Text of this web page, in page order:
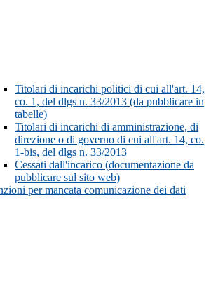
Titolari di incarichi politici di cui all'art. 14,
co. 1, del dlgs n. 33/2013 (da pubblicare in
tabelle)
Titolari di incarichi di amministrazione, di
direzione o di governo di cui all'art. 14, co.
1-bis, del dlgs n. 33/2013
Cessati dall'incarico (documentazione da
pubblicare sul sito web)
per mancata comunicazione dei dati